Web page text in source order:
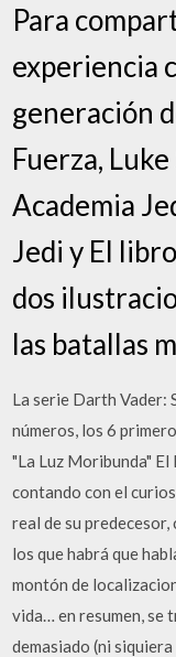
Para
experiencia
generación
Fuerza,
Academia
Jedi y El
dos
las batallas
La serie Darth Vader:
números, los 6
"La Luz Moribunda"
contando con el
real de su
los que habrá que
montón de
vida… en resumen, se
demasiado (ni